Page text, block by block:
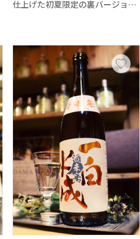
仕上げた初夏限定の裏バージョン
らしい華やかで芳醇な吟醸香。口
に含むと、みずみずしい果実感と
透明感ある旨味が広がり、後半は
やや辛口にキレていく軽快な仕上
がり。
無濾過生ならではのフレッシュ感
と、柔らかく伸びやかな味わいが
心地よく、これからの季節にぴっ
たりの一本です。
定番の表翠玉とはまた違う、味わ
いのコントラストもぜひお楽しみ
ください。しっかり冷やしてお楽
しみください。